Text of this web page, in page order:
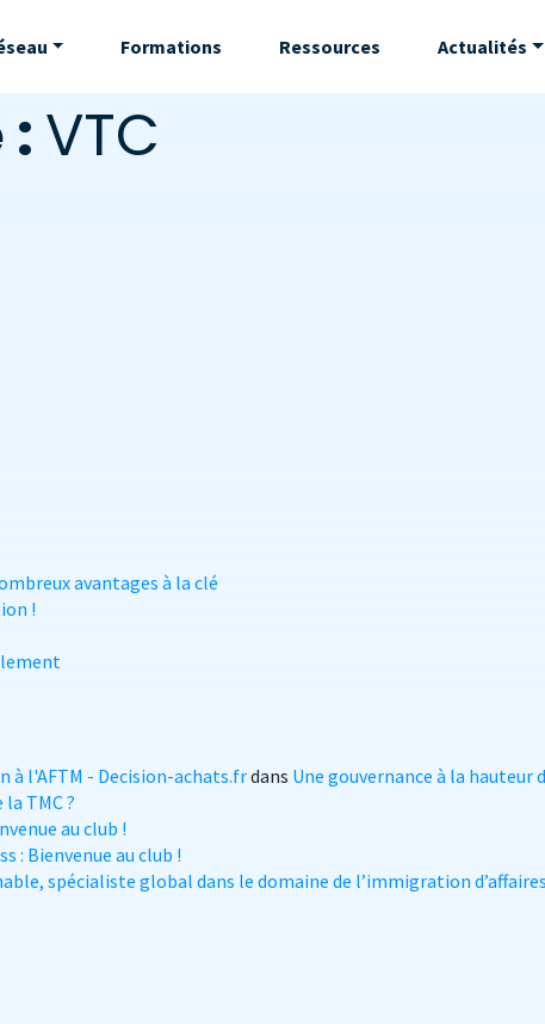
Formations Ressources Actualités
VTC
avantages à la clé
!
à l'AFTM - Decision-achats.frdans Une gouvernance à la hauteur
TMC ?
au club !
: Bienvenue au club !
spécialiste global dans le domaine de l’immigration